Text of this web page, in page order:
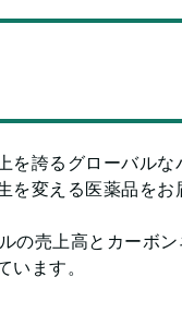
誇るグローバルな
を変える医薬品を
の売上高とカーボ
ます。